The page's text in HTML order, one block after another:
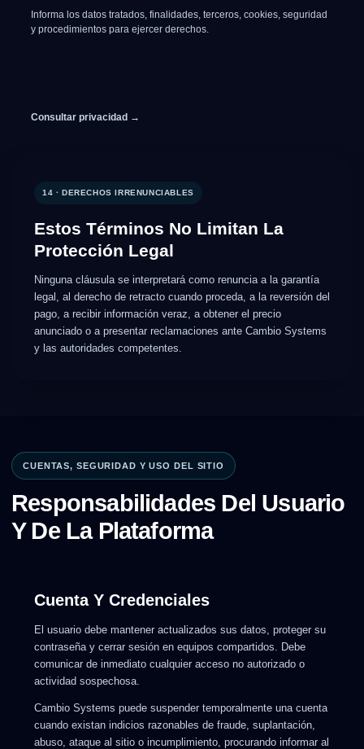
Informa los datos tratados, finalidades, terceros, cookies, seguridad
y procedimientos para ejercer derechos.
Consultar privacidad →
14 · DERECHOS IRRENUNCIABLES
Estos Términos No Limitan La
Protección Legal
Ninguna cláusula se interpretará como renuncia a la garantía
legal, al derecho de retracto cuando proceda, a la reversión del
pago, a recibir información veraz, a obtener el precio
anunciado o a presentar reclamaciones ante Cambio Systems
y las autoridades competentes.
CUENTAS, SEGURIDAD Y USO DEL SITIO
Responsabilidades Del Usuario
Y De La Plataforma
Cuenta Y Credenciales
El usuario debe mantener actualizados sus datos, proteger su
contraseña y cerrar sesión en equipos compartidos. Debe
comunicar de inmediato cualquier acceso no autorizado o
actividad sospechosa.
Cambio Systems puede suspender temporalmente una cuenta
cuando existan indicios razonables de fraude, suplantación,
abuso, ataque al sitio o incumplimiento, procurando informar al